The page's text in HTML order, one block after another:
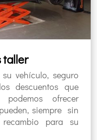
taller
vehículo, seguro
descuentos que
ofrecer
siempre sin
para su